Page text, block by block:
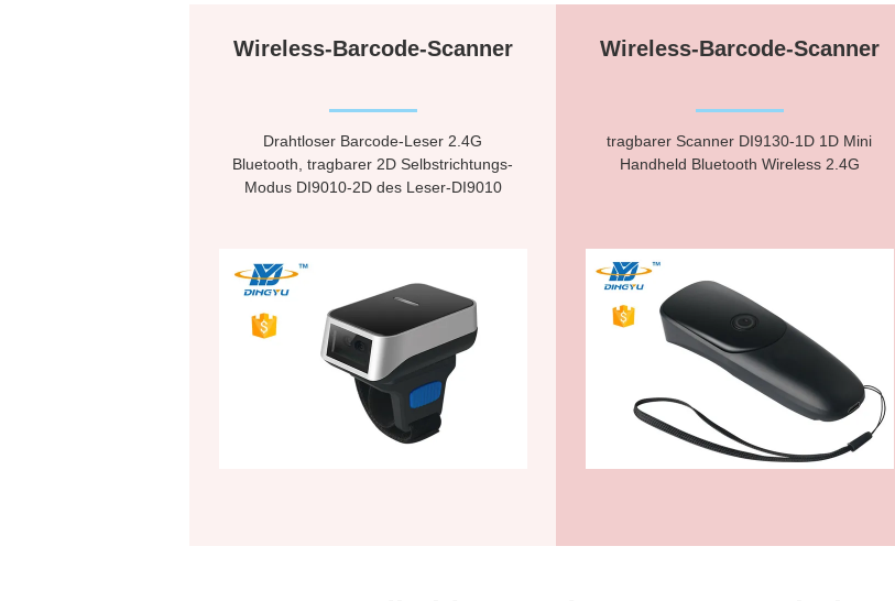
Wireless-Barcode-Scanner
Drahtloser Barcode-Leser 2.4G
Bluetooth, tragbarer 2D Selbstrichtungs-
Modus DI9010-2D des Leser-DI9010
Wireless-Barcode-Scanner
tragbarer Scanner DI9130-1D 1D Mini
Handheld Bluetooth Wireless 2.4G